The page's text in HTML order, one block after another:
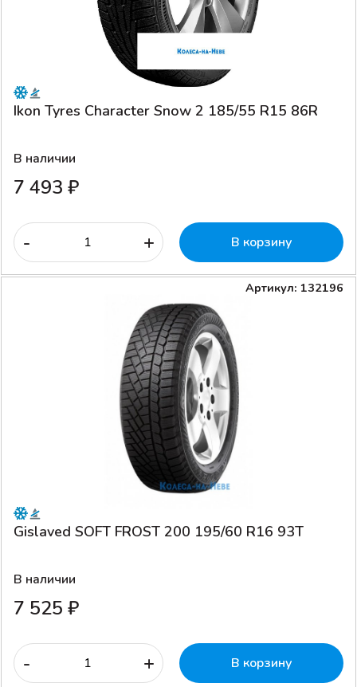
Ikon Tyres Character Snow 2 185/55 R15 86R
В наличии
7 493 ₽
- + В корзину
Артикул: 132196
Gislaved SOFT FROST 200 195/60 R16 93T
В наличии
7 525 ₽
- + В корзину